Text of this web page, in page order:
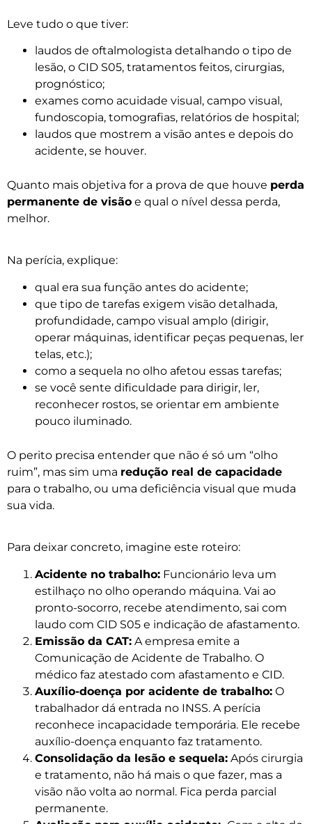
Leve tudo o que tiver:
laudos de oftalmologista detalhando o tipo de
lesão, o CID S05, tratamentos feitos, cirurgias,
prognóstico;
exames como acuidade visual, campo visual,
fundoscopia, tomografias, relatórios de hospital;
laudos que mostrem a visão antes e depois do
acidente, se houver.
Quanto mais objetiva for a prova de que houve perda
permanente de visão e qual o nível dessa perda,
melhor.
Na perícia, explique:
qual era sua função antes do acidente;
que tipo de tarefas exigem visão detalhada,
profundidade, campo visual amplo (dirigir,
operar máquinas, identificar peças pequenas, ler
telas, etc.);
como a sequela no olho afetou essas tarefas;
se você sente dificuldade para dirigir, ler,
reconhecer rostos, se orientar em ambiente
pouco iluminado.
O perito precisa entender que não é só um “olho
ruim”, mas sim uma redução real de capacidade
para o trabalho, ou uma deficiência visual que muda
sua vida.
Para deixar concreto, imagine este roteiro:
Acidente no trabalho: Funcionário leva um
estilhaço no olho operando máquina. Vai ao
pronto-socorro, recebe atendimento, sai com
laudo com CID S05 e indicação de afastamento.
Emissão da CAT: A empresa emite a
Comunicação de Acidente de Trabalho. O
médico faz atestado com afastamento e CID.
Auxílio-doença por acidente de trabalho: O
trabalhador dá entrada no INSS. A perícia
reconhece incapacidade temporária. Ele recebe
auxílio-doença enquanto faz tratamento.
Consolidação da lesão e sequela: Após cirurgia
e tratamento, não há mais o que fazer, mas a
visão não volta ao normal. Fica perda parcial
permanente.